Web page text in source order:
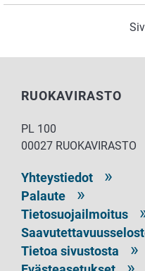
RUOKAVIRASTO
PL 100
00027 RUOKAVIRASTO
Yhteystiedot
Palaute
Tietosuojailmoitus
Tietoa sivustosta